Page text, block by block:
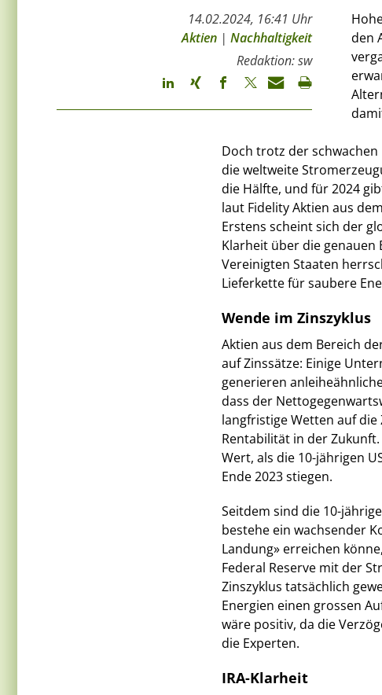
14.02.2024, 16:41 Uhr
Aktien | Nachhaltigkeit
Redaktion: sw
den
Doch trotz der
die weltweite
die Hälfte, und für 2024
laut Fidelity Aktien aus
Erstens scheint sich der
Klarheit über die genauen
Vereinigten Staaten
Lieferkette für saubere
Wende im Zinszyklus
Aktien aus dem Bereich
auf Zinssätze: Einige
generieren
dass der
langfristige Wetten auf
Rentabilität in der
Wert, als die 10-jährigen
Ende 2023 stiegen.
Seitdem sind die 10-
bestehe ein wachsender
Landung» erreichen
Federal Reserve mit der
Zinszyklus tatsächlich
Energien einen grossen
wäre positiv, da die
die Experten.
IRA-Klarheit